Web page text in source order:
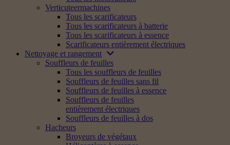
Verticuteermachines
Tous les scarificateurs
Tous les scarificateurs à batterie
Tous les scarificateurs à essence
Scarificateurs entièrement électriques
Nettoyage et rangement
Souffleurs de feuilles
Tous les souffleurs de feuilles
Souffleurs de feuilles sans fil
Souffleurs de feuilles à essence
Souffleurs de feuilles
entièrement électriques
Souffleurs de feuilles à dos
Hacheurs
Broyeurs de végétaux